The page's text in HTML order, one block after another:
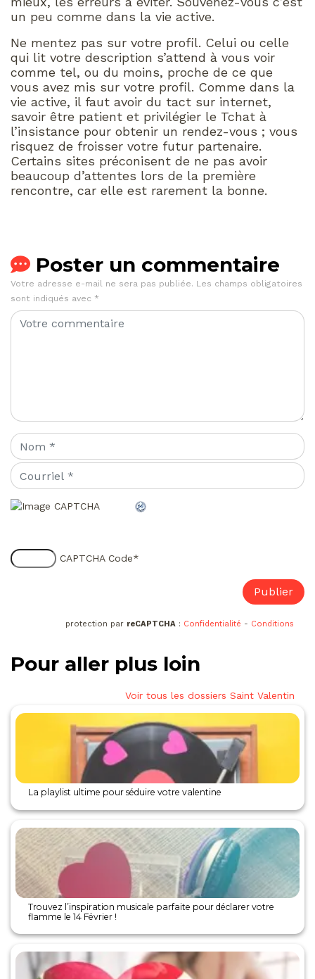
un peu comme dans la vie active.
Ne mentez pas sur votre profil. Celui ou celle
qui lit votre description s’attend à vous voir
comme tel, ou du moins, proche de ce que
vous avez mis sur votre profil. Comme dans la
vie active, il faut avoir du tact sur internet,
savoir être patient et privilégier le Tchat à
l’insistance pour obtenir un rendez-vous ; vous
risquez de froisser votre futur partenaire.
Certains sites préconisent de ne pas avoir
beaucoup d’attentes lors de la première
rencontre, car elle est rarement la bonne.
Poster un commentaire
Votre adresse e-mail ne sera pas publiée. Les champs obligatoires
sont indiqués avec *
CAPTCHA Code*
protection par reCAPTCHA : Confidentialité - Conditions
Pour aller plus loin
Voir tous les dossiers Saint Valentin
La playlist ultime pour séduire votre valentine
Trouvez l’inspiration musicale parfaite pour déclarer votre
flamme le 14 Février !